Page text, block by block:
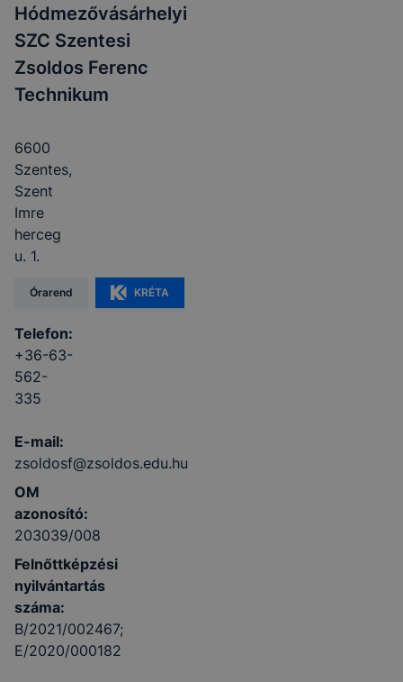
Hódmezővásárhelyi
SZC Szentesi
Zsoldos Ferenc
Technikum
6600
Szentes,
Szent
Imre
herceg
u. 1.
Órarend KRÉTA
Telefon:
+36-63-
562-
335
E-mail:
zsoldosf@zsoldos.edu.hu
OM
azonosító:
203039/008
Felnőttképzési
nyilvántartás
száma:
B/2021/002467;
E/2020/000182